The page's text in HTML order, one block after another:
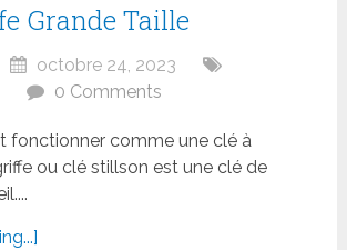
Grande Taille
octobre 24, 2023
0 Comments
fonctionner comme une clé à
ou clé stillson est une clé de